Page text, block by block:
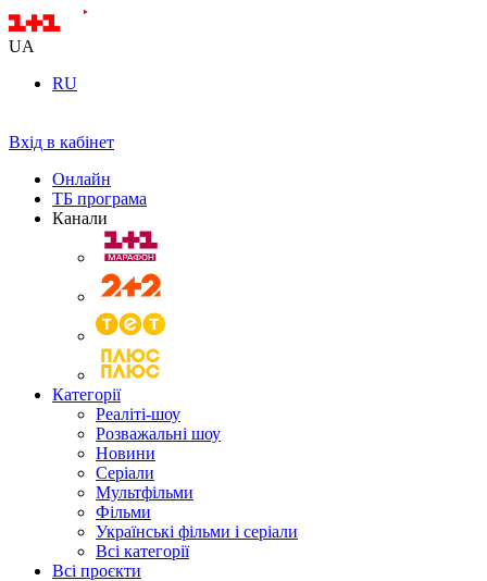
UA
RU
Вхід в кабінет
Онлайн
ТБ програма
Канали
Категорії
Реаліті-шоу
Розважальні шоу
Новини
Серіали
Мультфільми
Фільми
Українські фільми і серіали
Всі категорії
Всі проєкти